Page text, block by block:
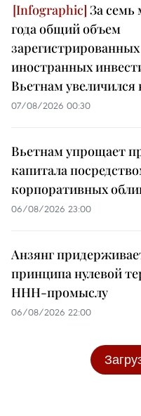
За семь
года общий объем
зарегистрированных
иностранных
Вьетнам увеличился
07/08/2026 00:30
Вьетнам упрощает
капитала
корпоративных
06/08/2026 23:00
Анзянг
принципа нулевой
ННН-промыслу
06/08/2026 22:00